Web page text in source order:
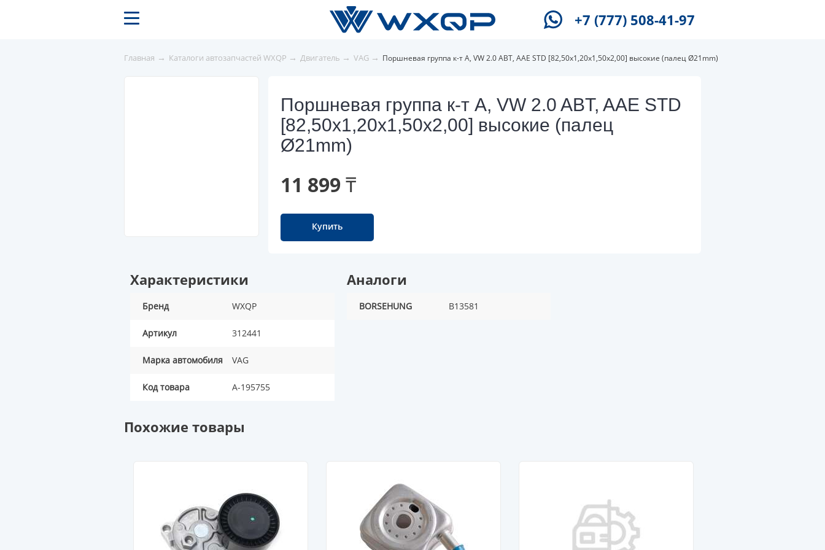
+7 (777) 508-41-97
Главная → Каталоги автозапчастей WXQP → Двигатель → VAG → Поршневая группа к-т A, VW 2.0 ABT, AAE STD [82,50x1,20x1,50x2,00] высокие (палец Ø21mm)
Поршневая группа к-т A, VW 2.0 ABT, AAE STD
[82,50x1,20x1,50x2,00] высокие (палец
Ø21mm)
11 899 ₸
Купить
Характеристики
Бренд WXQP
Артикул 312441
Марка автомобиля VAG
Код товара A-195755
Аналоги
BORSEHUNG B13581
Похожие товары